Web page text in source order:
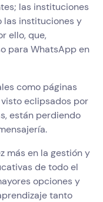
las instituciones
las instituciones y
ello, que,
para WhatsApp en
como páginas
eclipsados por
están perdiendo
más en la gestión y
de todo el
opciones y
tanto